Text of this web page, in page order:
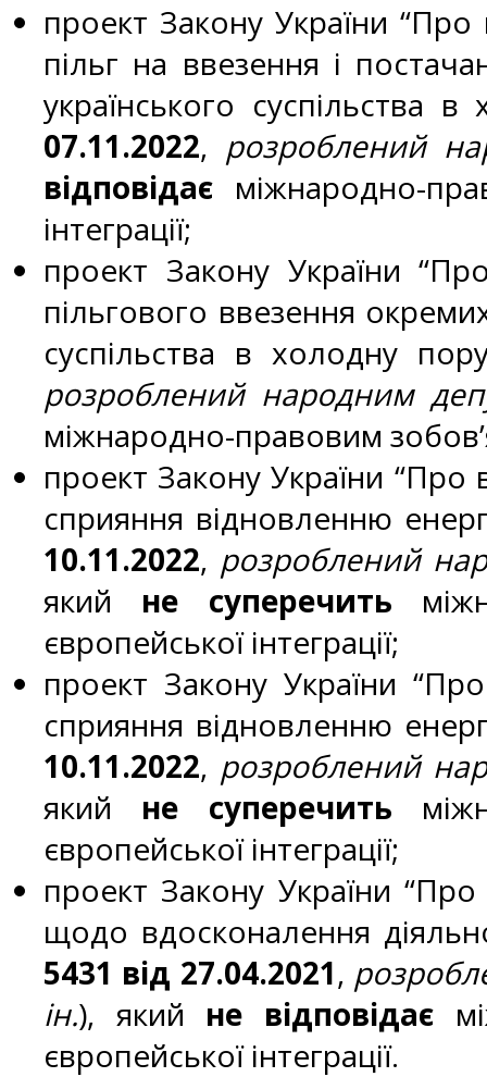
проект Закону України
пільг на ввезення і
українського суспільства
07.11.2022, розроблений
відповідає міжнародно-
інтеграції;
проект Закону України
пільгового ввезення
суспільства в холодну
розроблений народним
міжнародно-правовим
проект Закону України
сприяння відновленню
10.11.2022, розроблений
який не суперечить
європейської інтеграції;
проект Закону України
сприяння відновленню
10.11.2022, розроблений
який не суперечить
європейської інтеграції;
проект Закону України
щодо вдосконалення
5431 від 27.04.2021,
ін.), який не відповідає
європейської інтеграції.